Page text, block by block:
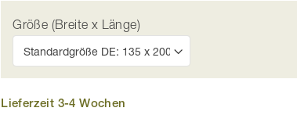
Größe (Breite x Länge)
Lieferzeit 3-4 Wochen